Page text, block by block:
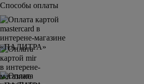
Способы оплаты